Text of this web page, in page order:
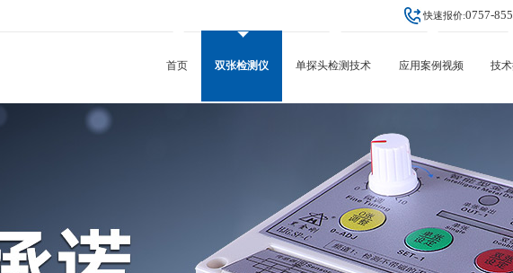
快速报价:0757-
首页 双张检测仪
PCB检测用双张检测仪
锂电池用双张检测仪
单探头检测技术 应用案例视频
家电配件冲压
其它冲压五金冲压
锂电池蓄电池叠片检测
技
行业
常